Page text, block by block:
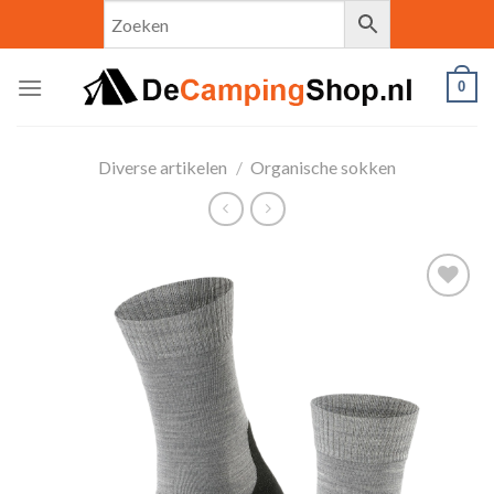
0
Diverse artikelen / Organische sokken